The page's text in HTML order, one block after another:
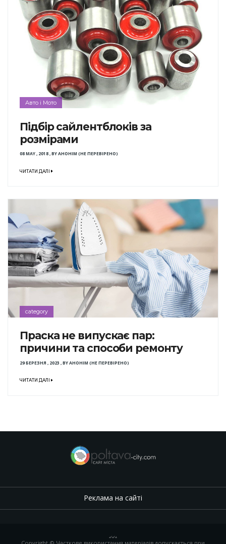
Авто і Мото
Підбір сайлентблоків за
розмірами
08 MAY , 2018,BYАНОНІМ (НЕ ПЕРЕВІРЕНО)
ЧИТАТИ ДАЛІ
category
Праска не випускає пар:
причини та способи ремонту
29 БЕРЕЗНЯ , 2023 ,BYАНОНІМ (НЕ ПЕРЕВІРЕНО)
ЧИТАТИ ДАЛІ
Реклама на сайті
.,.,.